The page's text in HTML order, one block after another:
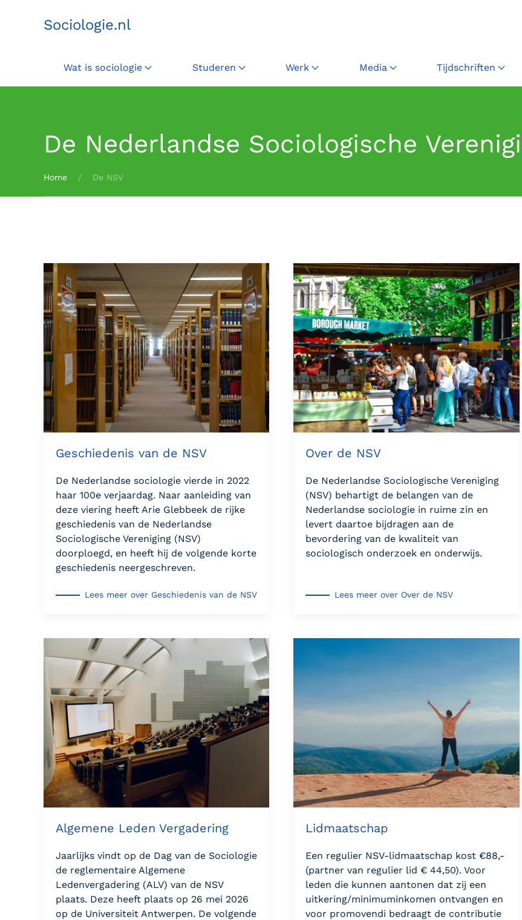
Terug naar hoofdinhoud
Sociologie.nl
Wat is sociologie Studeren Werk Media Tijdschriften
De Nederlandse Sociologische
Home De NSV
Geschiedenis van de NSV
De Nederlandse sociologie vierde in 2022
haar 100e verjaardag. Naar aanleiding van
deze viering heeft Arie Glebbeek de rijke
geschiedenis van de Nederlandse
Sociologische Vereniging (NSV)
doorploegd, en heeft hij de volgende korte
geschiedenis neergeschreven.
Lees meer over Geschiedenis van de NSV
Over de NSV
De Nederlandse Sociologische Vereniging
(NSV) behartigt de belangen van de
Nederlandse sociologie in ruime zin en
levert daartoe bijdragen aan de
bevordering van de kwaliteit van
sociologisch onderzoek en onderwijs.
Lees meer over Over de NSV
Algemene Leden Vergadering
Jaarlijks vindt op de Dag van de Sociologie
de reglementaire Algemene
Ledenvergadering (ALV) van de NSV
plaats. Deze heeft plaats op 26 mei 2026
op de Universiteit Antwerpen. De volgende
Lidmaatschap
Een regulier NSV-lidmaatschap kost €88,-
(partner van regulier lid € 44,50). Voor
leden die kunnen aantonen dat zij een
uitkering/minimuminkomen ontvangen en
voor promovendi bedraagt de contributie